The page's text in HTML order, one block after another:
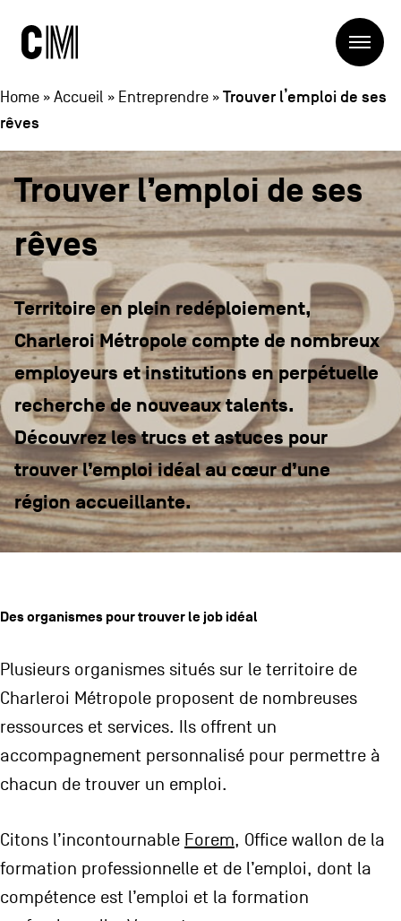
Charleroi
Métropole
Navigation
principale
Charleroi Métropole
La Métropole
Structures
Entreprendre
Manger local
Se déplacer
Se former
Visiter
Projets
Blog
Contact
Navigation
secondaire
CONTACTEZ-NOUS
MENTIONS LÉGALES
COOKIES POLICY
POLITIQUE VIE PRIVÉE
FR NL EN
Home »Accueil » Entreprendre »Trouver l’emploi de ses
rêves
Trouver l’emploi de ses
rêves
Territoire en plein redéploiement,
Charleroi Métropole compte de nombreux
employeurs et institutions en perpétuelle
recherche de nouveaux talents.
Découvrez les trucs et astuces pour
trouver l’emploi idéal au cœur d’une
région accueillante.
Des organismes pour trouver le job idéal
Plusieurs organismes situés sur le territoire de
Charleroi Métropole proposent de nombreuses
ressources et services. Ils offrent un
accompagnement personnalisé pour permettre à
chacun de trouver un emploi.
Citons l’incontournable Forem, Office wallon de la
formation professionnelle et de l’emploi, dont la
compétence est l’emploi et la formation